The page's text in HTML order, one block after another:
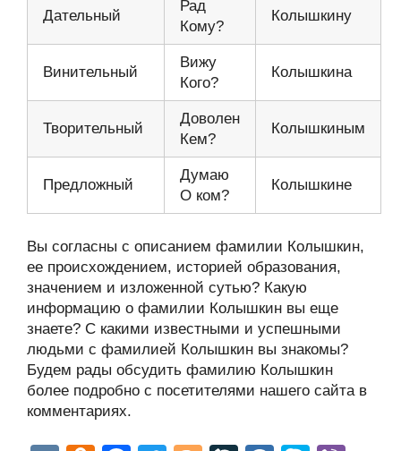
Дательный
Рад
Кому?
Колышкину
Винительный
Вижу
Кого?
Колышкина
Творительный
Доволен
Кем?
Колышкиным
Предложный
Думаю
О ком?
Колышкине
Вы согласны с описанием фамилии Колышкин,
ее происхождением, историей образования,
значением и изложенной сутью? Какую
информацию о фамилии Колышкин вы еще
знаете? С какими известными и успешными
людьми с фамилией Колышкин вы знакомы?
Будем рады обсудить фамилию Колышкин
более подробно с посетителями нашего сайта в
комментариях.